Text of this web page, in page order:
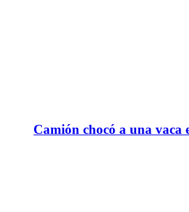
Camión chocó a una vaca